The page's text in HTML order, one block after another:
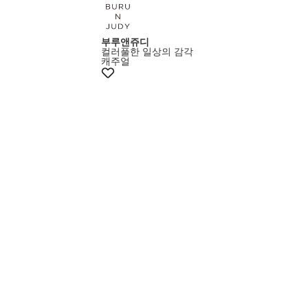
부루앤쥬디
컬러풀한 일상의 감각
캐주얼